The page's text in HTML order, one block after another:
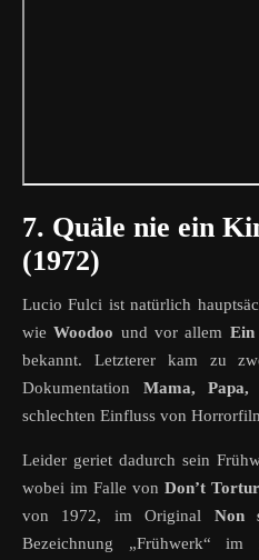
7. Quäle nie ein
(1972)
Lucio Fulci ist natürlich
wieWoodoo und vor allem Ein
bekannt. Letzterer kam zu
Dokumentation Mama, Papa,
schlechten Einfluss von
Leider geriet dadurch sein
wobei im Falle von Don’t
von 1972, im Original Non
Bezeichnung „Frühwerk“